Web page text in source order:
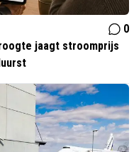
0
jaagt stroomprijs